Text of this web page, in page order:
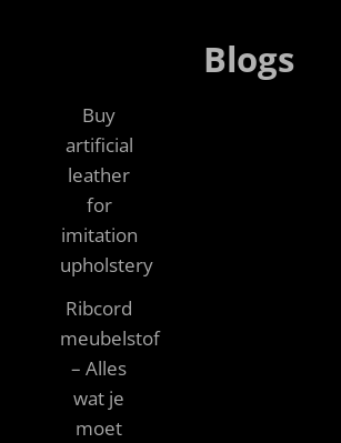
Blogs
Buy
artificial
leather
for
imitation
upholstery
Ribcord
meubelstof
– Alles
wat je
moet